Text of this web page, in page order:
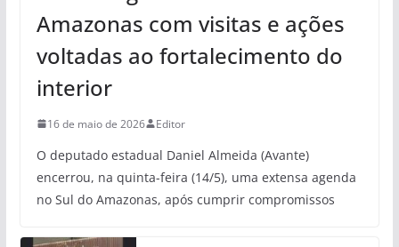
Amazonas com visitas e ações
voltadas ao fortalecimento do
interior
16 de maio de 2026 Editor
O deputado estadual Daniel Almeida (Avante)
encerrou, na quinta-feira (14/5), uma extensa agenda
no Sul do Amazonas, após cumprir compromissos